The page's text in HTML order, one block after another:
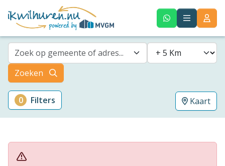
Zoek op gemeente of adres...
Zoeken
0 Filters Kaart